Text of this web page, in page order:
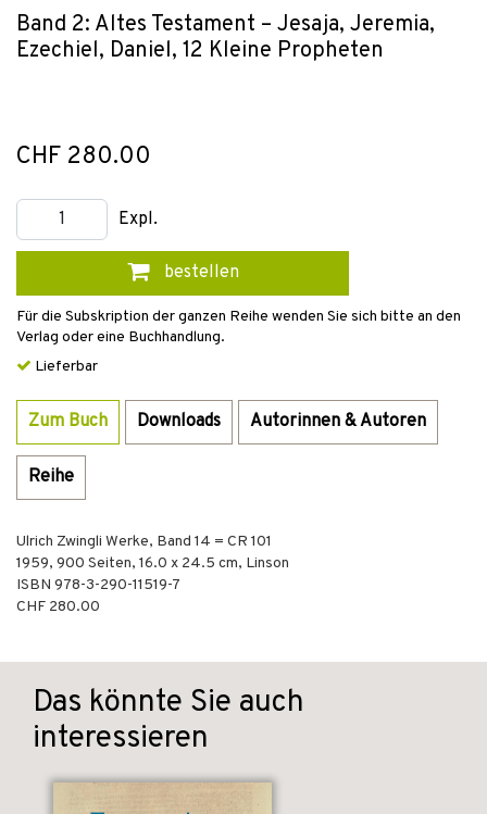
Band 2: Altes Testament – Jesaja, Jeremia,
Ezechiel, Daniel, 12 Kleine Propheten
CHF 280.00
Expl.
bestellen
Für die Subskription der ganzen Reihe wenden Sie sich bitte an den
Verlag oder eine Buchhandlung.
Lieferbar
Zum Buch Downloads Autorinnen & Autoren
Reihe
Ulrich Zwingli Werke, Band 14 = CR 101
1959, 900 Seiten, 16.0 x 24.5 cm, Linson
ISBN 978-3-290-11519-7
CHF 280.00
Das könnte Sie auch
interessieren